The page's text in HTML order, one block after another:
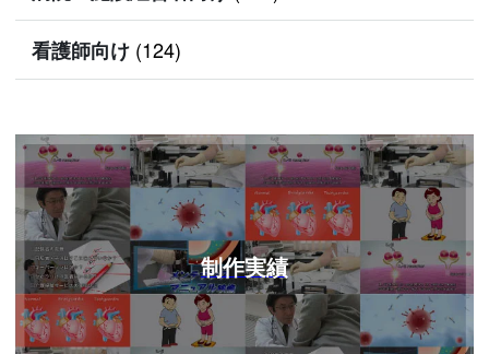
看護師向け (124)
制作実績